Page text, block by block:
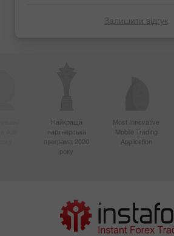
Залишити відгук
Найкраща
партнерська
програма 2020
року
Most Innovative
Mobile Trading
Application